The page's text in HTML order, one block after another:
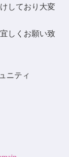
しており大変
しくお願い致
ニティ